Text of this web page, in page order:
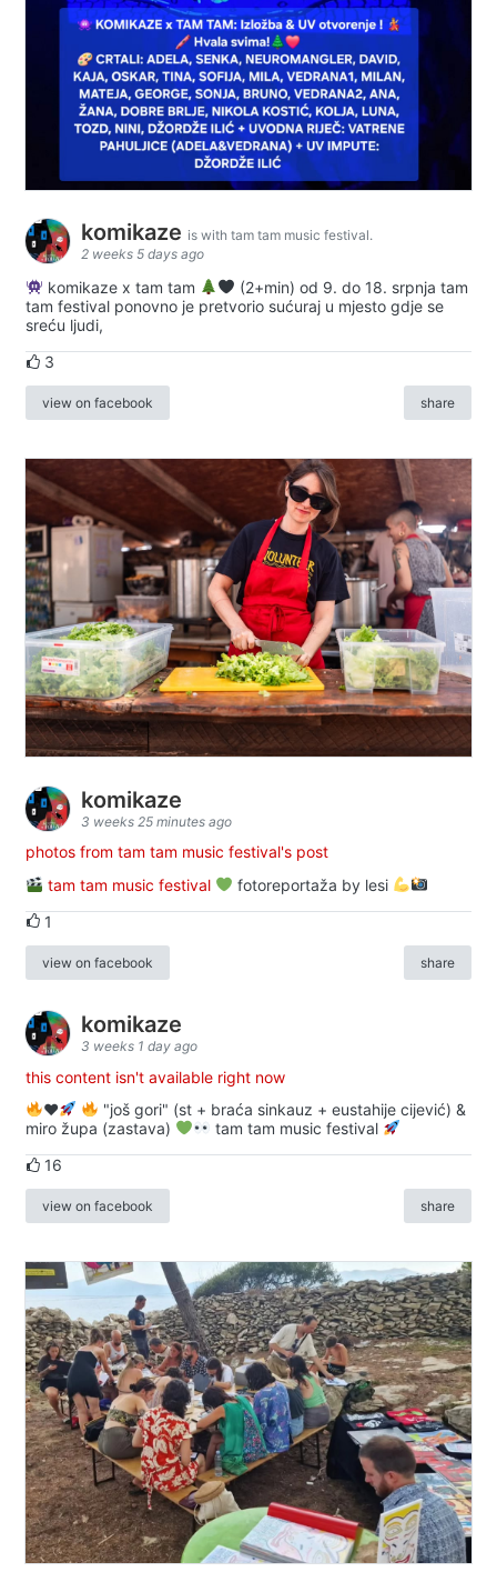
komikaze is with tam tam music festival.
2 weeks 5 days ago
komikaze x tam tam
(2+min) od 9. do 18. srpnja tam
tam festival ponovno je pretvorio sućuraj u mjesto gdje se
sreću ljudi,
3
view on facebook share
komikaze
3 weeks 25 minutes ago
photos from tam tam music festival's post
tam tam music festival
fotoreportaža by lesi
1
view on facebook share
komikaze
3 weeks 1 day ago
this content isn't available right now
♥️
"još gori" (st + braća sinkauz + eustahije cijević) &
miro župa (zastava)
tam tam music festival
16
view on facebook share